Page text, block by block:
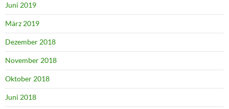
Juni 2019
März 2019
Dezember 2018
November 2018
Oktober 2018
Juni 2018